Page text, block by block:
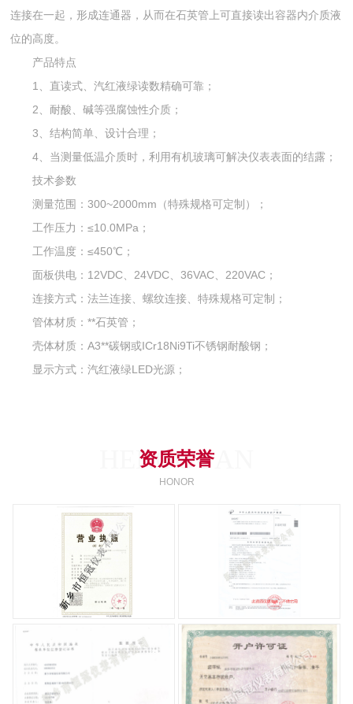
连接在一起，形成连通器，从而在石英管上可直接读出容器内介质液
位的高度。
产品特点
1、直读式、汽红液绿读数精确可靠；
2、耐酸、碱等强腐蚀性介质；
3、结构简单、设计合理；
4、当测量低温介质时，利用有机玻璃可解决仪表表面的结露；
技术参数
测量范围：300~2000mm（特殊规格可定制）；
工作压力：≤10.0MPa；
工作温度：≤450℃；
面板供电：12VDC、24VDC、36VAC、220VAC；
连接方式：法兰连接、螺纹连接、特殊规格可定制；
管体材质：**石英管；
壳体材质：A3**碳钢或ICr18Ni9Ti不锈钢耐酸钢；
显示方式：汽红液绿LED光源；
资质荣誉
HENGGUAN
HONOR